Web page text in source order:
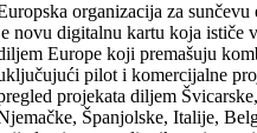
organizacija za
novu digitalnu kartu koja ističe
Europe koji premašuju
pilot i komercijalne
projekata diljem
Španjolske, Italije,